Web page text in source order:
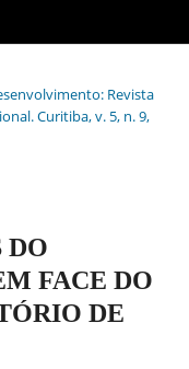
Revista
Curitiba, v. 5, n. 9,
DO
FACE DO
DE